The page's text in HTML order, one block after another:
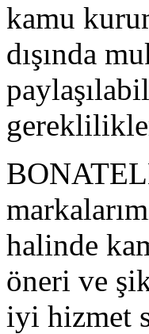
kamu
dışında
halinde
öneri ve
iyi hizmet